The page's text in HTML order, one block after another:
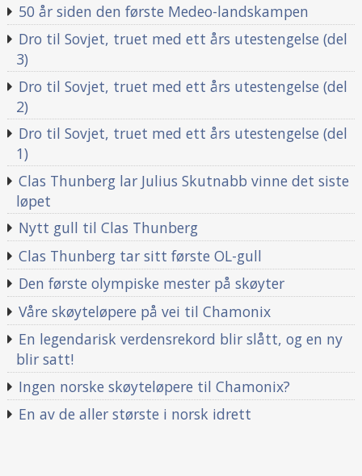
50 år siden den første Medeo-landskampen
Dro til Sovjet, truet med ett års utestengelse (del
3)
Dro til Sovjet, truet med ett års utestengelse (del
2)
Dro til Sovjet, truet med ett års utestengelse (del
1)
Clas Thunberg lar Julius Skutnabb vinne det siste
løpet
Nytt gull til Clas Thunberg
Clas Thunberg tar sitt første OL-gull
Den første olympiske mester på skøyter
Våre skøyteløpere på vei til Chamonix
En legendarisk verdensrekord blir slått, og en ny
blir satt!
Ingen norske skøyteløpere til Chamonix?
En av de aller største i norsk idrett